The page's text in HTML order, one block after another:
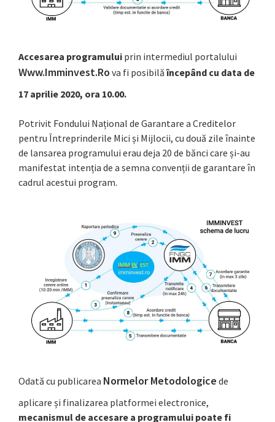
Accesarea programului prin intermediul portalului
Www.imminvest.ro va fi posibilăîncepând cu data de
17 aprilie 2020, ora 10.00.
Potrivit Fondului Național de Garantare a Creditelor
pentru Întreprinderile Mici și Mijlocii, cu două zile înainte
de lansarea programului erau deja 20 de bănci care și-au
manifestat intenția de a semna convenții de garantare în
cadrul acestui program.
Odată cu publicarea Normelor Metodologice de
aplicare și finalizarea platformei electronice,
mecanismul de accesare a programului poate fi